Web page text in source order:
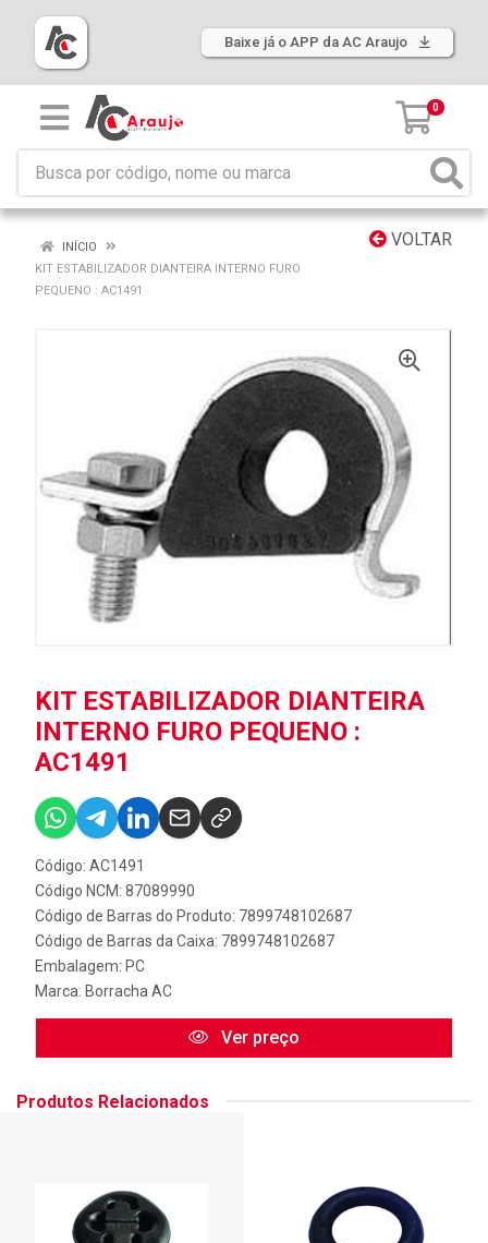
Baixe já o APP da AC Araujo
0
VOLTAR
INÍCIO
KIT ESTABILIZADOR DIANTEIRA INTERNO FURO
PEQUENO : AC1491
KIT ESTABILIZADOR DIANTEIRA
INTERNO FURO PEQUENO :
AC1491
Código: AC1491
Código NCM: 87089990
Código de Barras do Produto: 7899748102687
Código de Barras da Caixa: 7899748102687
Embalagem: PC
Marca: Borracha AC
Ver preço
Produtos Relacionados